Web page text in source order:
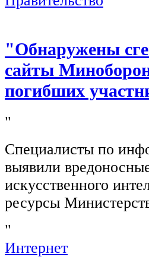
"Обнаружены
сайты
погибших
"
Специалисты по
выявили
искусственного
ресурсы
"
Интернет